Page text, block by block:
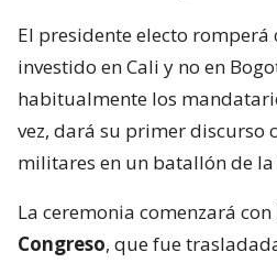
El presidente electo
investido en Cali y no en
habitualmente los
vez, dará su primer discurso
militares en un batallón de
La ceremonia comenzará con
Congreso, que fue